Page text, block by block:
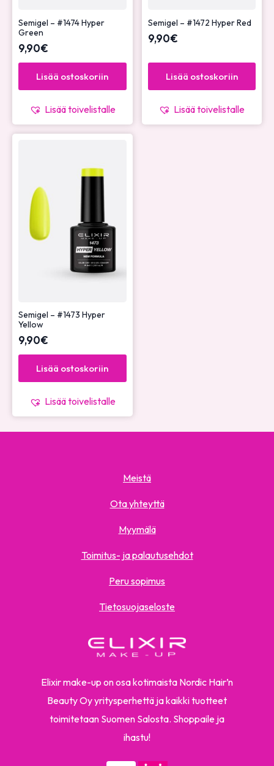
Semigel – #1474 Hyper
Green
9,90€
Lisää ostoskoriin
Lisää toivelistalle
Semigel – #1472 Hyper Red
9,90€
Lisää ostoskoriin
Lisää toivelistalle
Semigel – #1473 Hyper
Yellow
9,90€
Lisää ostoskoriin
Lisää toivelistalle
Elixir make-up on osa kotimaista Nordic Hair’n
Beauty Oy yritysperhettä ja kaikki tuotteet
toimitetaan Suomen Salosta. Shoppaile ja
ihastu!
Meistä
Ota yhteyttä
Myymälä
Toimitus- ja palautusehdot
Peru sopimus
Tietosuojaseloste